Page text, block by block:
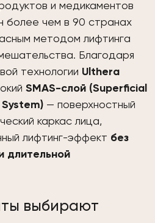
и медикаментов
чем в 90 странах
методом лифтинга
Благодаря
технологии Ulthera
SMAS-слой (Superficial
— поверхностный
каркас лица,
лифтинг-эффект без
длительной
выбирают